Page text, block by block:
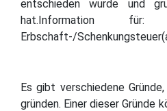
entschieden wurde und
hat.Information für:
Erbschaft-/
Es gibt verschiedene
gründen. Einer dieser Gründe